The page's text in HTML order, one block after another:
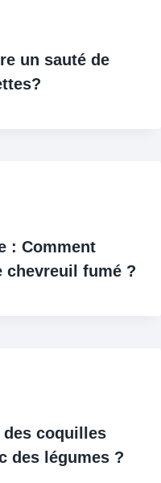
un sauté de
: Comment
fumé ?
coquilles
des légumes ?